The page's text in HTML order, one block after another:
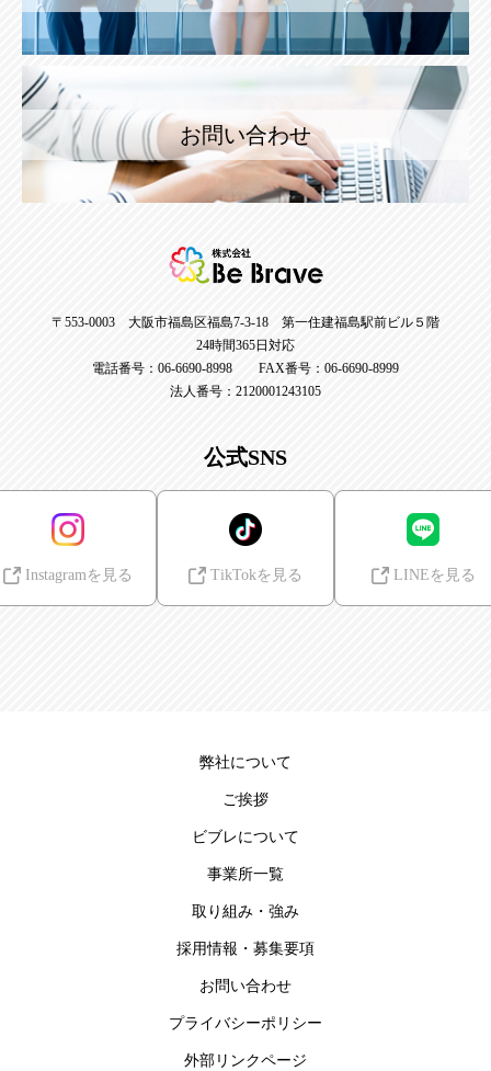
お問い合わせ
〒553-0003 大阪市福島区福島7-3-18 第一住建福島駅前ビル５階
24時間365日対応
電話番号：06-6690-8998 FAX番号：06-6690-8999
法人番号：2120001243105
公式SNS
Instagramを見る TikTokを見る LINEを見る
弊社について
ご挨拶
ビブレについて
事業所一覧
取り組み・強み
採用情報・募集要項
お問い合わせ
プライバシーポリシー
外部リンクページ